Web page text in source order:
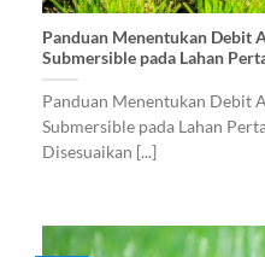
Panduan Menentukan Debit
Submersible pada Lahan
Panduan Menentukan Debit
Submersible pada Lahan
Disesuaikan [...]